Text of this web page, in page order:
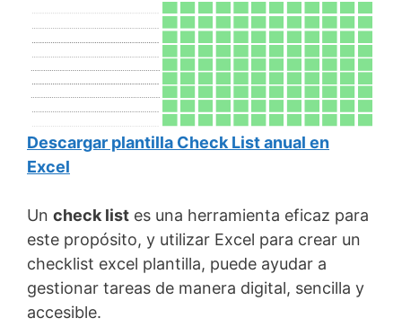
Descargar plantilla Check List anual en
Excel
Un check list es una herramienta eficaz para
este propósito, y utilizar Excel para crear un
checklist excel plantilla, puede ayudar a
gestionar tareas de manera digital, sencilla y
accesible.